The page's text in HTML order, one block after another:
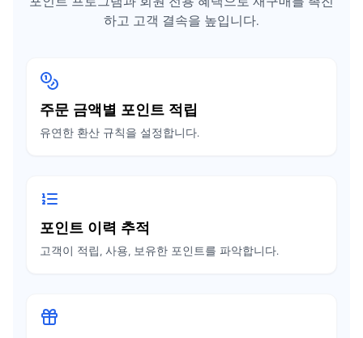
하고 고객 결속을 높입니다.
주문 금액별 포인트 적립
유연한 환산 규칙을 설정합니다.
포인트 이력 추적
고객이 적립, 사용, 보유한 포인트를 파악합니다.